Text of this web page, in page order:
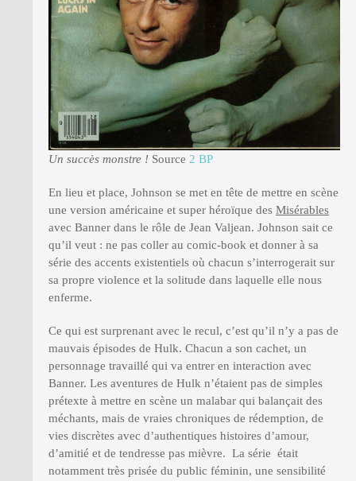
Un succès monstre ! Source 2 BP
En lieu et place, Johnson se met en tête de mettre en scène
une version américaine et super héroïque des Misérables
avec Banner dans le rôle de Jean Valjean. Johnson sait ce
qu’il veut : ne pas coller au comic-book et donner à sa
série des accents existentiels où chacun s’interrogerait sur
sa propre violence et la solitude dans laquelle elle nous
enferme.
Ce qui est surprenant avec le recul, c’est qu’il n’y a pas de
mauvais épisodes de Hulk. Chacun a son cachet, un
personnage travaillé qui va entrer en interaction avec
Banner. Les aventures de Hulk n’étaient pas de simples
prétexte à mettre en scène un malabar qui balançait des
méchants, mais de vraies chroniques de rédemption, de
vies discrètes avec d’authentiques histoires d’amour,
d’amitié et de tendresse pas mièvre. La série était
notamment très prisée du public féminin, une sensibilité